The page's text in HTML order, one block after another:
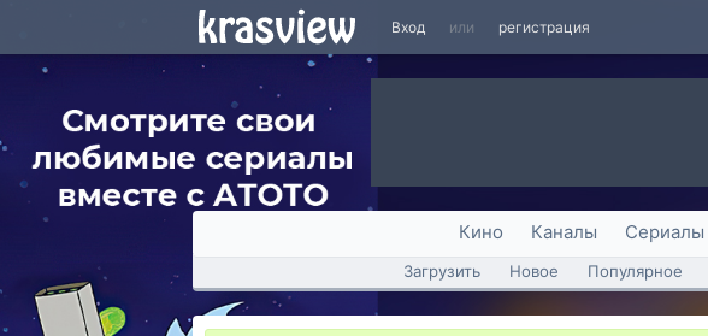
Вход или регистрация
Кино Каналы Сериалы
Загрузить Новое Популярное